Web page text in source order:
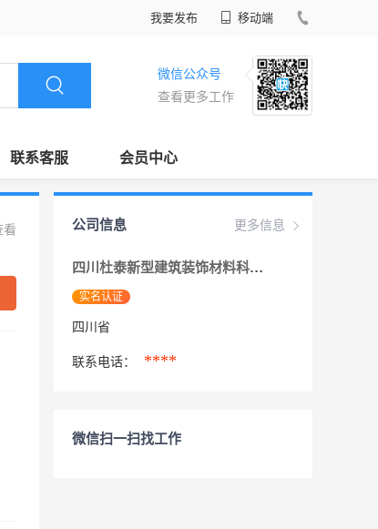
我要发布 移动端
微信公众号
查看更多工作
联系客服 会员中心
看 更多信息
公司信息
四川杜泰新型建筑装饰材料科技开发有限公司
实名认证
四川省
联系电话： ****
微信扫一扫找工作